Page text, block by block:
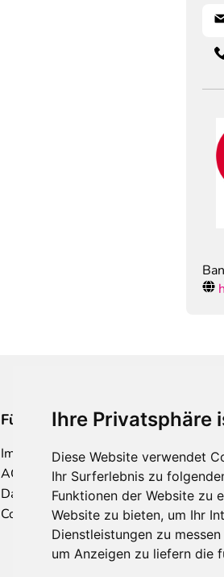
Ihre Privatsphäre
Diese Website verwendet
Ihr Surferlebnis zu
Funktionen der Website zu
Website zu bieten, um Ihr
Dienstleistungen zu
um Anzeigen zu liefern die
Für Makler:innen
Impressum
AGB
Datenschutzklärung
Cookie Richtlinie